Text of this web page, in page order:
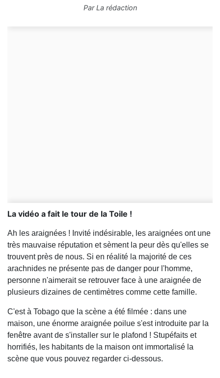
ParLa rédaction
La vidéo a fait le tour de la Toile !
Ah les araignées ! Invité indésirable, les araignées ont une
très mauvaise réputation et sèment la peur dès qu'elles se
trouvent près de nous. Si en réalité la majorité de ces
arachnides ne présente pas de danger pour l'homme,
personne n'aimerait se retrouver face à une araignée de
plusieurs dizaines de centimètres comme cette famille.
C'est à Tobago que la scène a été filmée : dans une
maison, une énorme araignée poilue s'est introduite par la
fenêtre avant de s'installer sur le plafond ! Stupéfaits et
horrifiés, les habitants de la maison ont immortalisé la
scène que vous pouvez regarder ci-dessous.